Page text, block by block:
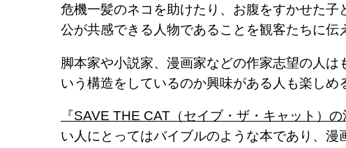
危機一髪のネコを助けたり、お腹をすかせた
公が共感できる人物であることを観客たちに伝
脚本家や小説家、漫画家などの作家志望の人
いう構造をしているのか興味がある人も楽しめ
『SAVE THE CAT（セイブ・ザ・キャット）
い人にとってはバイブルのような本であり、